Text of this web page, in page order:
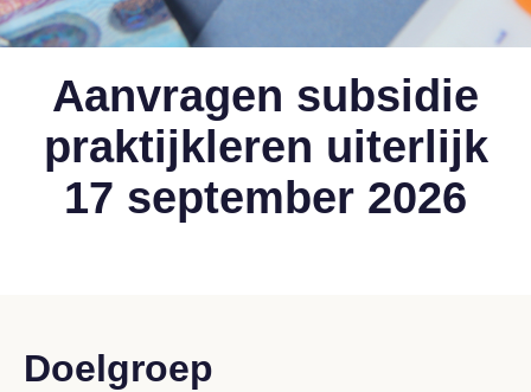
Aanvragen subsidie
praktijkleren uiterlijk
17 september 2026
Doelgroep